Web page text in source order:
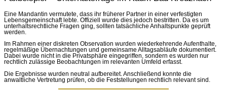
Eine Mandantin vermutete, dass ihr früherer Partner in einer verfestigten
Lebensgemeinschaft lebte. Offiziell wurde dies jedoch bestritten. Da es um
unterhaltsrechtliche Fragen ging, sollten tatsächliche Anhaltspunkte geprüft
werden.
Im Rahmen einer diskreten Observation wurden wiederkehrende Aufenthalte,
regelmäßige Übernachtungen und gemeinsame Alltagsabläufe dokumentiert.
Dabei wurde nicht in die Privatsphäre eingegriffen, sondern es wurden nur
rechtlich zulässige Beobachtungen im relevanten Umfeld erfasst.
Die Ergebnisse wurden neutral aufbereitet. Anschließend konnte die
anwaltliche Vertretung prüfen, ob die Feststellungen rechtlich relevant sind.